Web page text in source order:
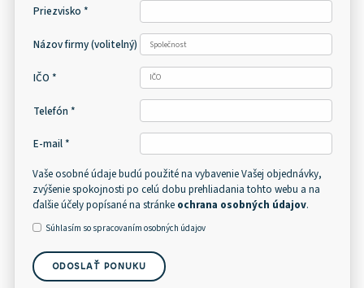
Priezvisko *
Názov firmy(volitelný)
IČO *
Telefón *
E-mail *
Vaše osobné údaje budú použité na vybavenie Vašej objednávky,
zvýšenie spokojnosti po celú dobu prehliadania tohto webu a na
ďalšie účely popísané na stránke ochrana osobných údajov.
Súhlasím so spracovaním osobných údajov
ODOSLAŤ PONUKU